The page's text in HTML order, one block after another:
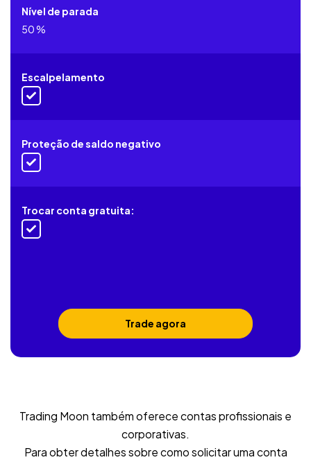
Nível de parada
50 %
Escalpelamento
Proteção de saldo negativo
Trocar conta gratuita:
Trade agora
Trading Moon também oferece contas profissionais e
corporativas.
Para obter detalhes sobre como solicitar uma conta